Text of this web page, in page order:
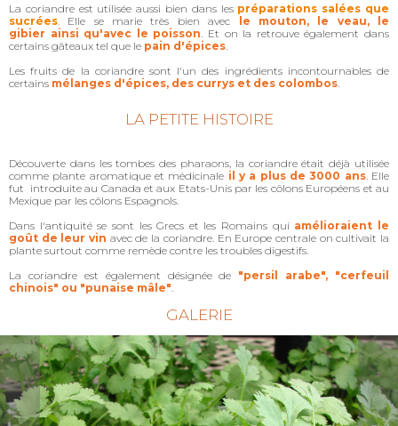
La coriandre est utilisée aussi bien dans les préparations salées que
sucrées
Elle se marie très bien avec
le mouton, le veau, le
gibier ainsi qu'avec le poisson . Et on la retrouve également dans
certains gâteaux tel que le pain d'épices
Les fruits de la coriandre sont l'un des ingrédients incontournables de
certains mélanges d'épices, des currys et des colombos
LA PETITE HISTOIRE
Découverte dans les tombes des pharaons, la coriandre était déjà utilisée
comme plante aromatique et médicinale il y a plus de 3000 ans. Elle
fut introduite au Canada et aux Etats-Unis par les côlons Européens et au
Mexique par les côlons Espagnols.
Dans l'antiquité se sont les Grecs et les Romains qui amélioraient le
goût de leur vin avec de la coriandre. En Europe centrale on cultivait la
plante surtout comme remède contre les troubles digestifs.
La coriandre est également désignée de "persil arabe", "cerfeuil
chinois" ou "punaise mâle".
GALERIE